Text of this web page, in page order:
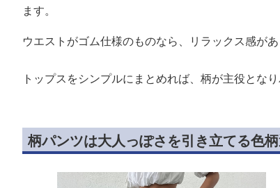
ます。
ウエストがゴム仕様のものなら、リラックス感が
トップスをシンプルにまとめれば、柄が主役とな
柄パンツは大人っぽさを引き立てる色